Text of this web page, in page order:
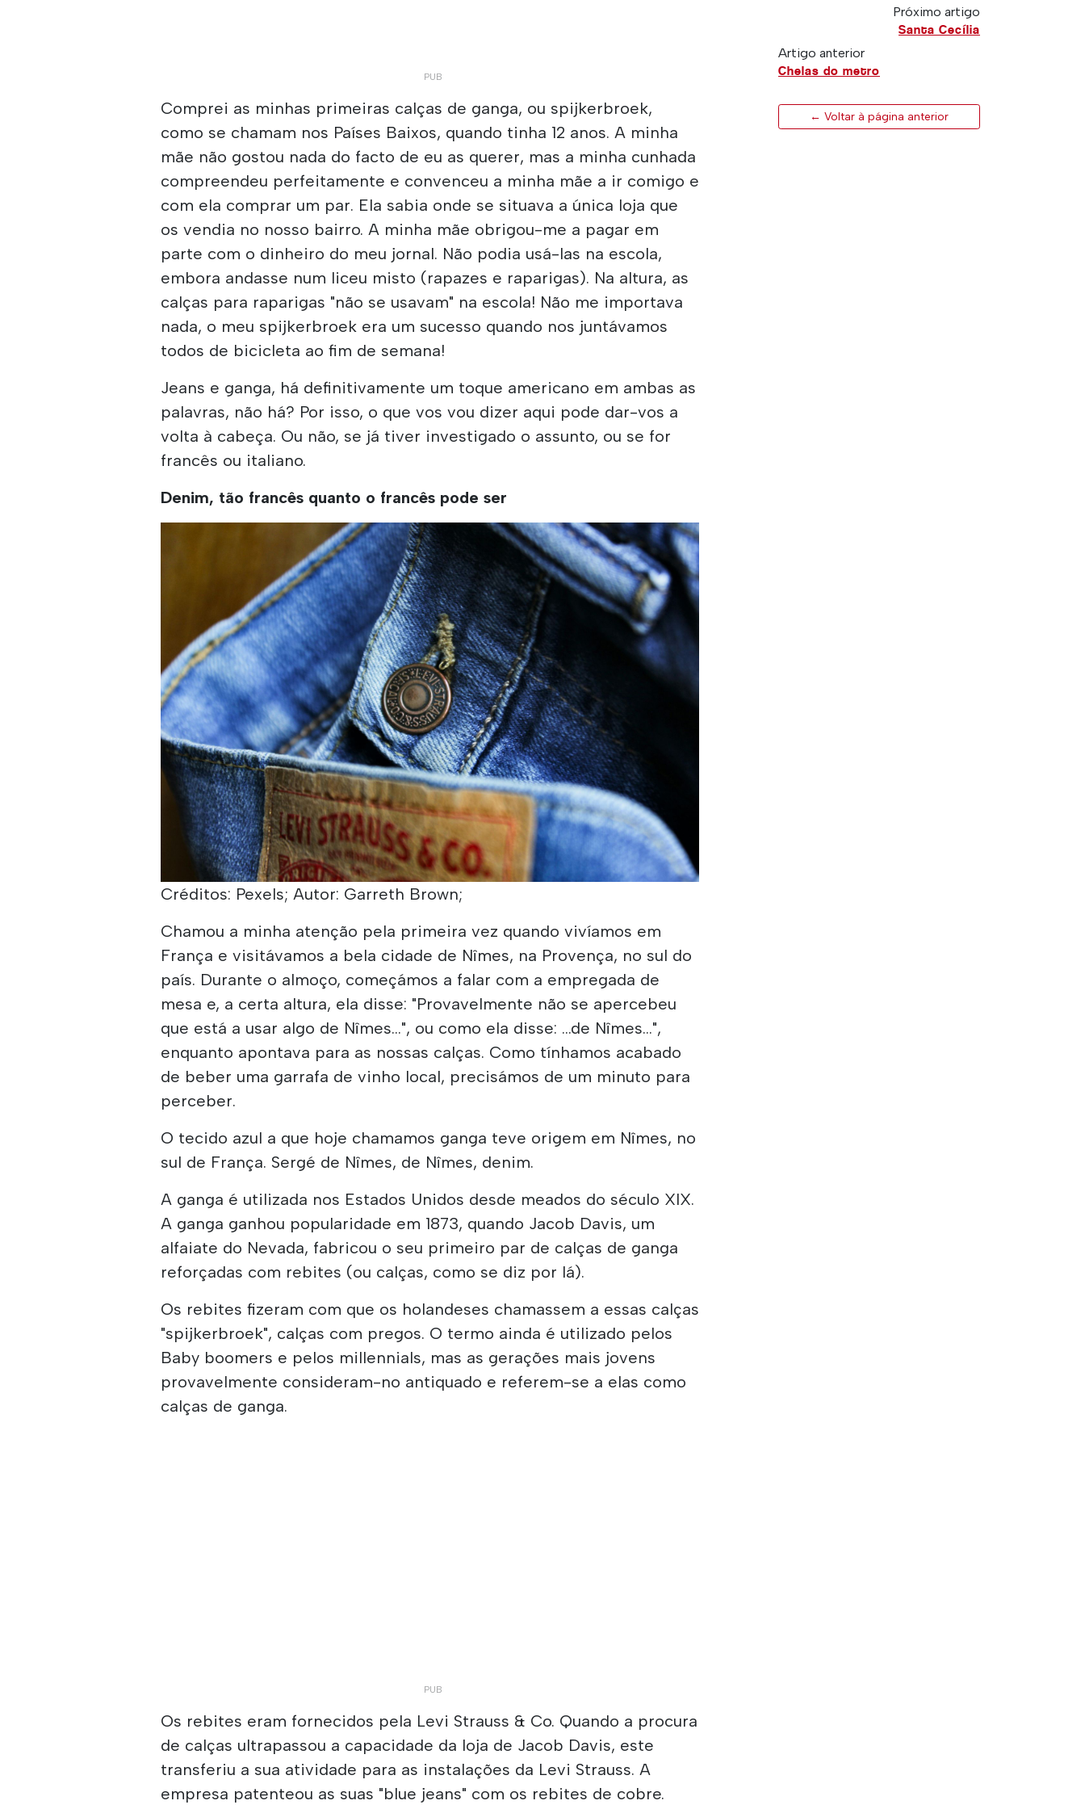
Comprei as minhas primeiras calças de ganga, ou spijkerbroek,
como se chamam nos Países Baixos, quando tinha 12 anos. A minha
mãe não gostou nada do facto de eu as querer, mas a minha cunhada
compreendeu perfeitamente e convenceu a minha mãe a ir comigo e
com ela comprar um par. Ela sabia onde se situava a única loja que
os vendia no nosso bairro. A minha mãe obrigou-me a pagar em
parte com o dinheiro do meu jornal. Não podia usá-las na escola,
embora andasse num liceu misto (rapazes e raparigas). Na altura, as
calças para raparigas "não se usavam" na escola! Não me importava
nada, o meu spijkerbroek era um sucesso quando nos juntávamos
todos de bicicleta ao fim de semana!
Jeans e ganga, há definitivamente um toque americano em ambas as
palavras, não há? Por isso, o que vos vou dizer aqui pode dar-vos a
volta à cabeça. Ou não, se já tiver investigado o assunto, ou se for
francês ou italiano.
Denim, tão francês quanto o francês pode ser
Créditos: Pexels; Autor: Garreth Brown;
Chamou a minha atenção pela primeira vez quando vivíamos em
França e visitávamos a bela cidade de Nîmes, na Provença, no sul do
país. Durante o almoço, começámos a falar com a empregada de
mesa e, a certa altura, ela disse: "Provavelmente não se apercebeu
que está a usar algo de Nîmes...", ou como ela disse: ...de Nîmes...",
enquanto apontava para as nossas calças. Como tínhamos acabado
de beber uma garrafa de vinho local, precisámos de um minuto para
perceber.
O tecido azul a que hoje chamamos ganga teve origem em Nîmes, no
sul de França. Sergé de Nîmes, de Nîmes, denim.
A ganga é utilizada nos Estados Unidos desde meados do século XIX.
A ganga ganhou popularidade em 1873, quando Jacob Davis, um
alfaiate do Nevada, fabricou o seu primeiro par de calças de ganga
reforçadas com rebites (ou calças, como se diz por lá).
Os rebites fizeram com que os holandeses chamassem a essas calças
"spijkerbroek", calças com pregos. O termo ainda é utilizado pelos
Baby boomers e pelos millennials, mas as gerações mais jovens
provavelmente consideram-no antiquado e referem-se a elas como
calças de ganga.
Os rebites eram fornecidos pela Levi Strauss & Co. Quando a procura
de calças ultrapassou a capacidade da loja de Jacob Davis, este
transferiu a sua atividade para as instalações da Levi Strauss. A
empresa patenteou as suas "blue jeans" com os rebites de cobre.
Próximo artigo
Santa Cecília
Artigo anterior
Chelas do metro
← Voltar à página anterior